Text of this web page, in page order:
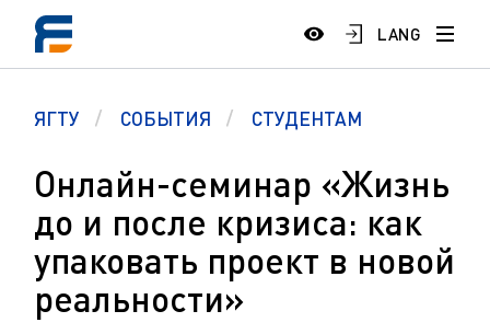
LANG
ЯГТУ СОБЫТИЯ СТУДЕНТАМ
Онлайн-семинар «Жизнь
до и после кризиса: как
упаковать проект в новой
реальности»